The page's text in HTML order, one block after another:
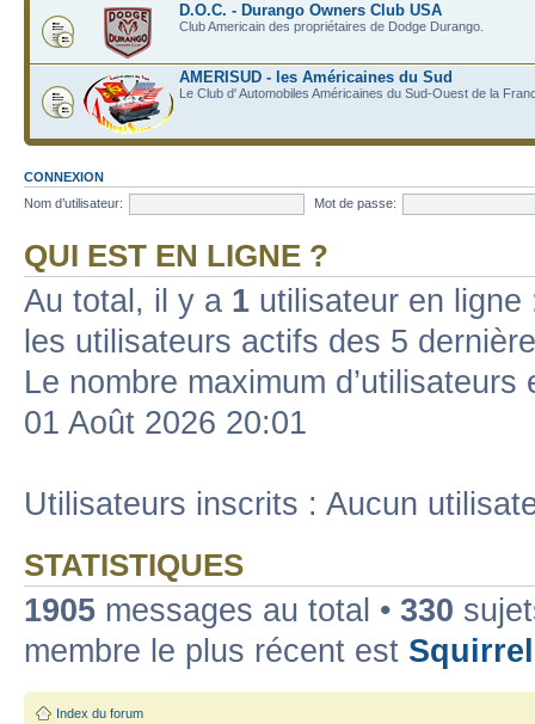
D.O.C. - Durango Owners Club USA
Club Americain des propriétaires de Dodge Durango.
AMERISUD - les Américaines du Sud
Le Club d' Automobiles Américaines du Sud-Ouest de la
CONNEXION
Nom d’utilisateur:
Mot de passe:
QUI EST EN LIGNE ?
Au total, il y a 1 utilisateur en
les utilisateurs actifs des 5
Le nombre maximum
01 Août 2026 20:01
Utilisateurs inscrits : Aucun
STATISTIQUES
1905 messages au total • 330
membre le plus récent est Squirrel
Index du forum